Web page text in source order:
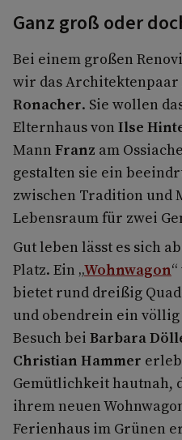
Ganz groß oder
Bei einem großen
wir das Architektenpaar
Ronacher. Sie wollen
Elternhaus von Ilse
Mann Franz am
gestalten sie ein
zwischen Tradition und
Lebensraum für zwei
Gut leben lässt es sich
Platz. Ein „Wohnwagon
bietet rund dreißig
und obendrein ein
Besuch bei Barbara
Christian Hammer
Gemütlichkeit hautnah,
ihrem neuen
Ferienhaus im Grünen